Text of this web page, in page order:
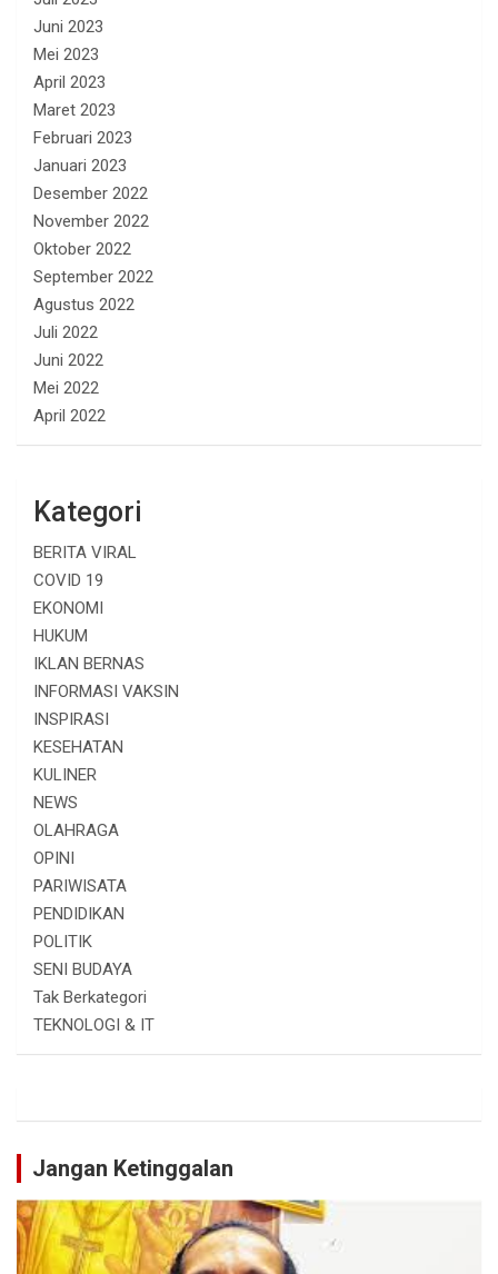
Juni 2023
Mei 2023
April 2023
Maret 2023
Februari 2023
Januari 2023
Desember 2022
November 2022
Oktober 2022
September 2022
Agustus 2022
Juli 2022
Juni 2022
Mei 2022
April 2022
Kategori
BERITA VIRAL
COVID 19
EKONOMI
HUKUM
IKLAN BERNAS
INFORMASI VAKSIN
INSPIRASI
KESEHATAN
KULINER
NEWS
OLAHRAGA
OPINI
PARIWISATA
PENDIDIKAN
POLITIK
SENI BUDAYA
Tak Berkategori
TEKNOLOGI & IT
Jangan Ketinggalan